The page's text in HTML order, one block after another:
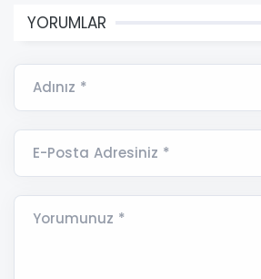
YORUMLAR
Adınız *
E-Posta Adresiniz *
Yorumunuz *